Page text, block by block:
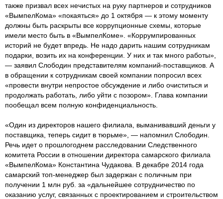
также призвал всех нечистых на руку партнеров и сотрудников
«ВымпелКома» «покаяться» до 1 октября — к этому моменту
должны быть раскрыты все коррупционные схемы, которые
имели место быть в «ВымпелКоме». «Коррумпированных
историй не будет впредь. Не надо дарить нашим сотрудникам
подарки, возить их на конференции. У них и так много работы»,
— заявил Слободин представителям компаний-поставщиков. А
в обращении к сотрудникам своей компании попросил всех
«провести внутри непростое обсуждение и либо очиститься и
продолжать работать, либо уйти с позором». Глава компании
пообещал всем полную конфиденциальность.
«Один из директоров нашего филиала, выманивавший деньги у
поставщика, теперь сидит в тюрьме», — напомнил Слободин.
Речь идет о прошлогоднем расследовании Следственного
комитета России в отношении директора самарского филиала
«ВымпелКома» Константина Чудакова. В декабре 2014 года
самарский топ-менеджер был задержан с поличным при
получении 1 млн руб. за «дальнейшее сотрудничество по
оказанию услуг, связанных с проектированием и строительством